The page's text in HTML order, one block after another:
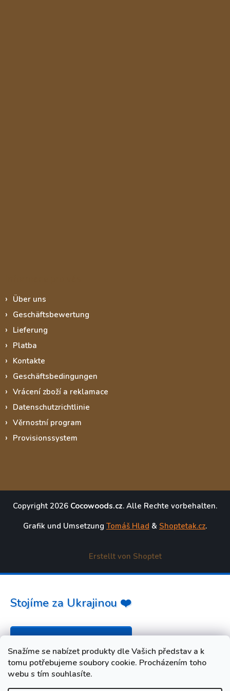
Snažíme se nabízet produkty dle Vašich představ a k
tomu potřebujeme soubory cookie. Procházením toho
webu s tím souhlasíte.
Über uns
Geschäftsbewertung
Lieferung
Platba
Kontakte
Geschäftsbedingungen
Vrácení zboží a reklamace
Datenschutzrichtlinie
Věrnostní program
Provisionssystem
Copyright 2026 Cocowoods.cz. Alle Rechte vorbehalten.
Grafik und Umsetzung Tomáš Hlad & Shoptetak.cz.
Erstellt von Shoptet
Stojíme za Ukrajinou ❤️